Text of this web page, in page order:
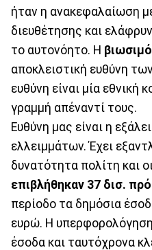
ήταν η ανακεφαλαίωση
διευθέτησης και
το αυτονόητο. Η
αποκλειστική ευθύνη
ευθύνη είναι μία εθνική
γραμμή απέναντί τους.
Ευθύνη μας είναι η
ελλειμμάτων. Έχει
δυνατότητα πολίτη και
επιβλήθηκαν 37 δισ.
περίοδο τα δημόσια
ευρώ. Η
έσοδα και ταυτόχρονα